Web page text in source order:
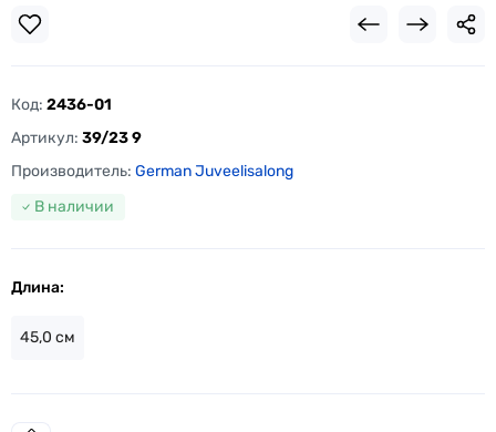
Код: 2436-01
Артикул: 39/23 9
Производитель: German Juveelisalong
В наличии
Длина:
45,0 см